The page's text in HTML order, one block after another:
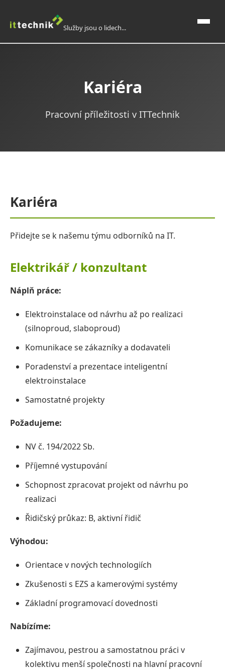
Služby jsou o lidech...
Představení společnosti
Kariéra
Reference
Pro zákazníky
Kariéra
Pracovní příležitosti v ITTechnik
Kariéra
Přidejte se k našemu týmu odborníků na IT.
Elektrikář / konzultant
Náplň práce:
Elektroinstalace od návrhu až po realizaci
(silnoproud, slaboproud)
Komunikace se zákazníky a dodavateli
Poradenství a prezentace inteligentní
elektroinstalace
Samostatné projekty
Požadujeme:
NV č. 194/2022 Sb.
Příjemné vystupování
Schopnost zpracovat projekt od návrhu po
realizaci
Řidičský průkaz: B, aktivní řidič
Výhodou:
Orientace v nových technologiích
Zkušenosti s EZS a kamerovými systémy
Základní programovací dovednosti
Nabízíme:
Zajímavou, pestrou a samostatnou práci v
kolektivu menší společnosti na hlavní pracovní